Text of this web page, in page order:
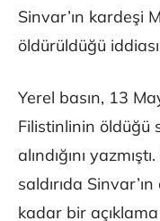
Sinvar’ın kardeşi
öldürüldüğü
Yerel basın, 13
Filistinlinin öldüğü
alındığını
saldırıda
kadar bir